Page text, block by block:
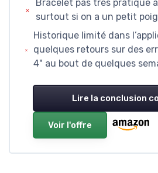
Bracelet pas très pratique
surtout si on a un petit
Historique limité dans
quelques retours sur des
4" au bout de quelques
Lire la conclusion
Voir l'offre